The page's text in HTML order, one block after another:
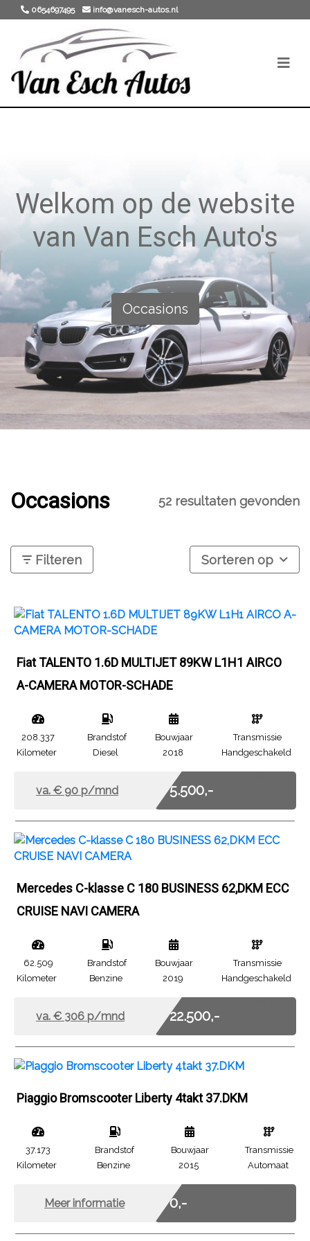
0654697495 info@vanesch-autos.nl
Welkom op de website
van Van Esch Auto's
Occasions
Occasions 52 resultaten gevonden
Filteren Sorteren op
Fiat TALENTO 1.6D MULTIJET 89KW L1H1 AIRCO
A-CAMERA MOTOR-SCHADE
208.337
Kilometer
Brandstof
Diesel
Bouwjaar
2018
Transmissie
Handgeschakeld
va. € 90 p/mnd € 5.500,-
Mercedes C-klasse C 180 BUSINESS 62,DKM ECC
CRUISE NAVI CAMERA
62.509
Kilometer
Brandstof
Benzine
Bouwjaar
2019
Transmissie
Handgeschakeld
va. € 306 p/mnd € 22.500,-
Piaggio Bromscooter Liberty 4takt 37.DKM
37.173
Kilometer
Brandstof
Benzine
Bouwjaar
2015
Transmissie
Automaat
Meer informatie € 0,-